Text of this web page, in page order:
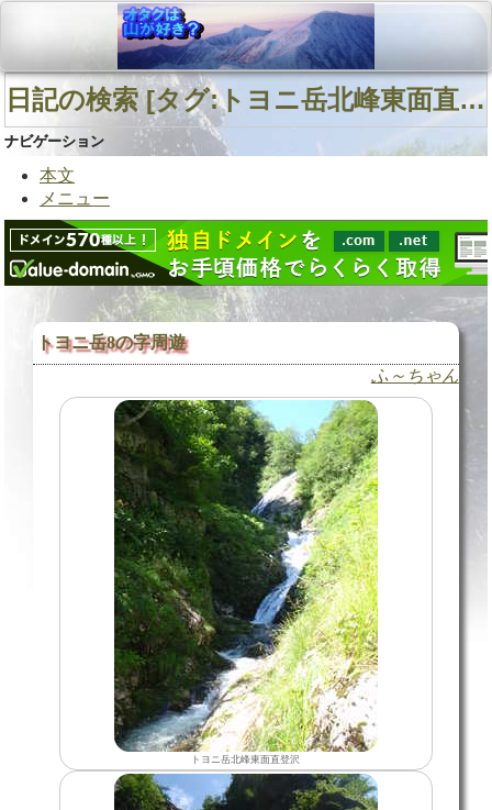
日記の検索 [タグ:トヨニ岳北峰東面直登沢 春別川 山行記録 トヨニ岳北峰南西面直登沢] 01～01(01件中)
ナビゲーション
本文
メニュー
トヨニ岳8の字周遊
ふ～ちゃん
トヨニ岳北峰東面直登沢